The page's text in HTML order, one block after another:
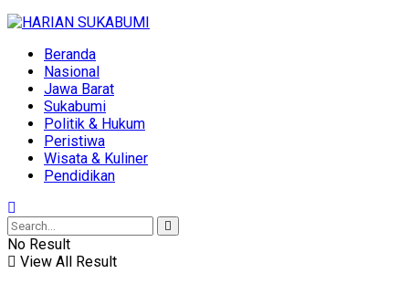
Beranda
Nasional
Jawa Barat
Sukabumi
Politik & Hukum
Peristiwa
Wisata & Kuliner
Pendidikan
No Result
View All Result